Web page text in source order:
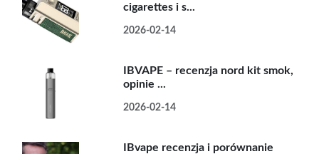
cigarettes i s...
2026-02-14
IBVAPE – recenzja nord kit smok,
opinie ...
2026-02-14
IBvape recenzja i porównanie